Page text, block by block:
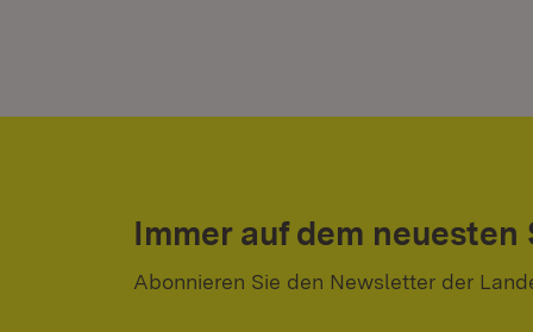
Immer auf dem neuesten
Abonnieren Sie den Newsletter der